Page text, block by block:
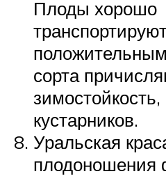
Плоды хорошо
сорта
кустарников.
Уральская
плодоношения